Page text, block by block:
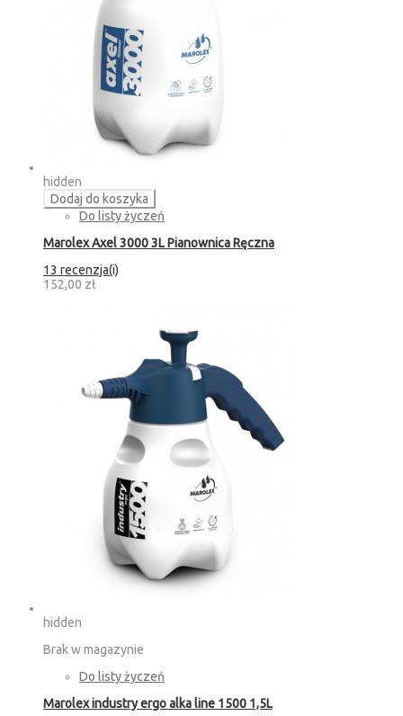
hidden
Dodaj do koszyka
Do listy życzeń
Marolex Axel 3000 3L Pianownica Ręczna
13 recenzja(i)
152,00 zł
hidden
Brak w magazynie
Do listy życzeń
Marolex industry ergo alka line 1500 1,5L